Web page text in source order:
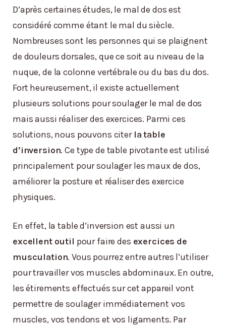
D’après certaines études, le mal de dos est
considéré comme étant le mal du siècle.
Nombreuses sont les personnes qui se plaignent
de douleurs dorsales, que ce soit au niveau de la
nuque, de la colonne vertébrale ou du bas du dos.
Fort heureusement, il existe actuellement
plusieurs solutions pour soulager le mal de dos
mais aussi réaliser des exercices. Parmi ces
solutions, nous pouvons citer la table
d’inversion. Ce type de table pivotante est utilisé
principalement pour soulager les maux de dos,
améliorer la posture et réaliser des exercice
physiques.
En effet, la table d’inversion est aussi un
excellent outil pour faire des exercices de
musculation. Vous pourrez entre autres l’utiliser
pour travailler vos muscles abdominaux. En outre,
les étirements effectués sur cet appareil vont
permettre de soulager immédiatement vos
muscles, vos tendons et vos ligaments. Par